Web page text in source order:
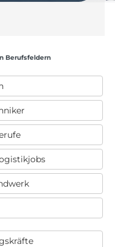
Berufsfeldern